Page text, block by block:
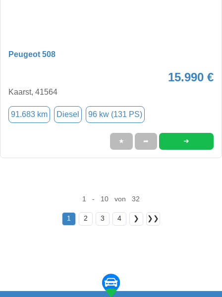
Peugeot 508
15.990 €
Kaarst, 41564
91.683 km Diesel 96 kw (131 PS)
★ ➦ ➜
1 - 10 von 32
1 2 3 4 ❯ ❯❯